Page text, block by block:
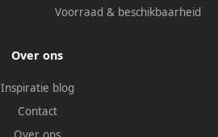
Voorraad & beschikbaarheid
Over ons
Inspiratie blog
Contact